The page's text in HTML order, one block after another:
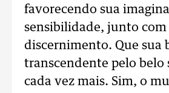
favorecendo sua
sensibilidade, junto com
discernimento. Que sua
transcendente pelo belo
cada vez mais. Sim, o